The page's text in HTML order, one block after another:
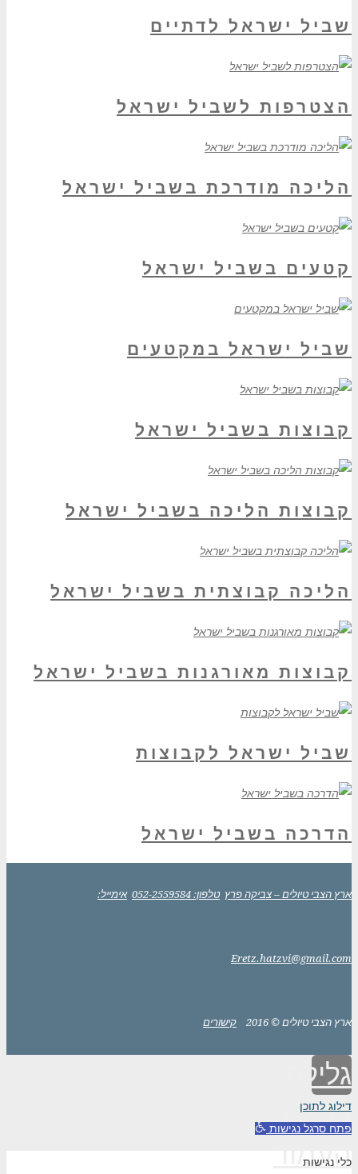
שביל ישראל לדתיים
הצטרפות לשביל ישראל
הליכה מודרכת בשביל ישראל
קטעים בשביל ישראל
שביל ישראל במקטעים
קבוצות בשביל ישראל
קבוצות הליכה בשביל ישראל
הליכה קבוצתית בשביל ישראל
קבוצות מאורגנות בשביל ישראל
שביל ישראל לקבוצות
הדרכה בשביל ישראל
ארץ הצבי טיולים – צביקה פרץ טלפון: 052-2559584 אימייל:
Eretz.hatzvi@gmail.com
ארץ הצבי טיולים © 2016 קישורים
גלילה
לראש
העמוד
דילוג לתוכן
פתח סרגל נגישות
כלי נגישות